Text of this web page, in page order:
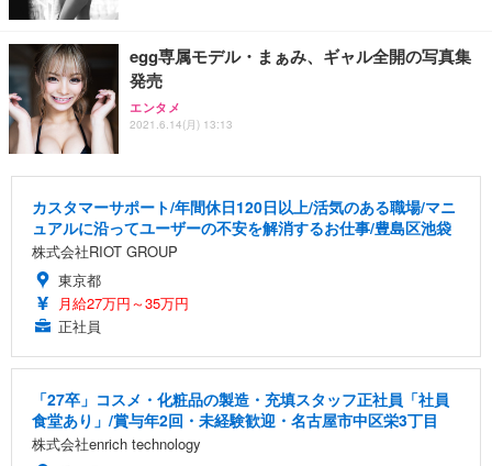
egg専属モデル・まぁみ、ギャル全開の写真集
発売
エンタメ
2021.6.14(月) 13:13
カスタマーサポート/年間休日120日以上/活気のある職場/マニ
ュアルに沿ってユーザーの不安を解消するお仕事/豊島区池袋
株式会社RIOT GROUP
東京都
月給27万円～35万円
正社員
「27卒」コスメ・化粧品の製造・充填スタッフ正社員「社員
食堂あり」/賞与年2回・未経験歓迎・名古屋市中区栄3丁目
株式会社enrich technology